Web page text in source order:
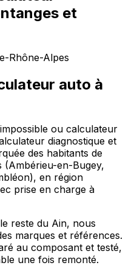
et
Rhône-Alpes
auto à
ou calculateur
diagnostique et
des habitants de
(Ambérieu-en-Bugey,
en région
prise en charge à
reste du Ain, nous
marques et références.
au composant et testé,
une fois remonté.